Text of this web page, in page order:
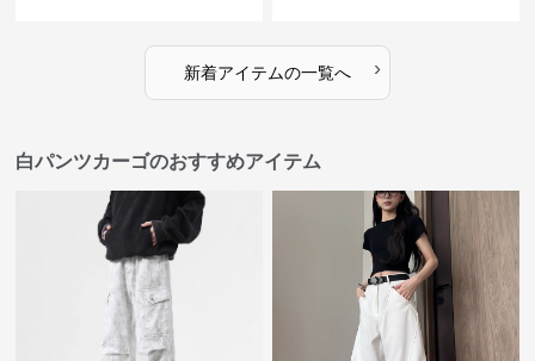
新着アイテムの一覧へ ›
白パンツカーゴのおすすめアイテム